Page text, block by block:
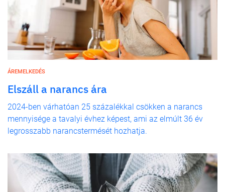
ÁREMELKEDÉS
Elszáll a narancs ára
2024-ben várhatóan 25 százalékkal csökken a narancs
mennyisége a tavalyi évhez képest, ami az elmúlt 36 év
legrosszabb narancstermését hozhatja.